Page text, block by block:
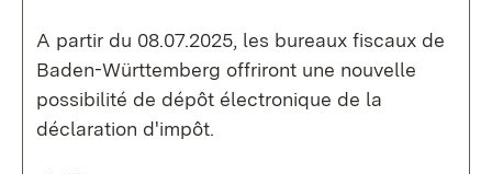
A partir du 08.07.2025, les bureaux fiscaux de
Baden-Württemberg offriront une nouvelle
possibilité de dépôt électronique de la
déclaration d'impôt.